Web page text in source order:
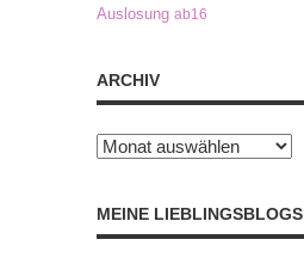
Auslosung ab16
ARCHIV
Archiv
MEINE LIEBLINGSBLOGS